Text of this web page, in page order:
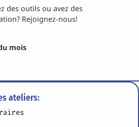
des outils ou avez des
Rejoignez-nous!
mois
ateliers: